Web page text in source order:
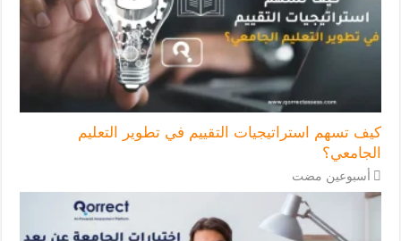
كيف تسهم استراتيجيات التقييم في تطوير التعليم
الجامعي؟
‏أسبوعين مضت